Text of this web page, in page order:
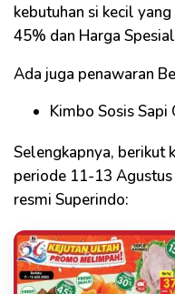
kebutuhan si kecil
45% dan Harga
Ada juga penawaran
Kimbo Sosis Sapi
Selengkapnya, berikut
periode 11-13
resmi Superindo: